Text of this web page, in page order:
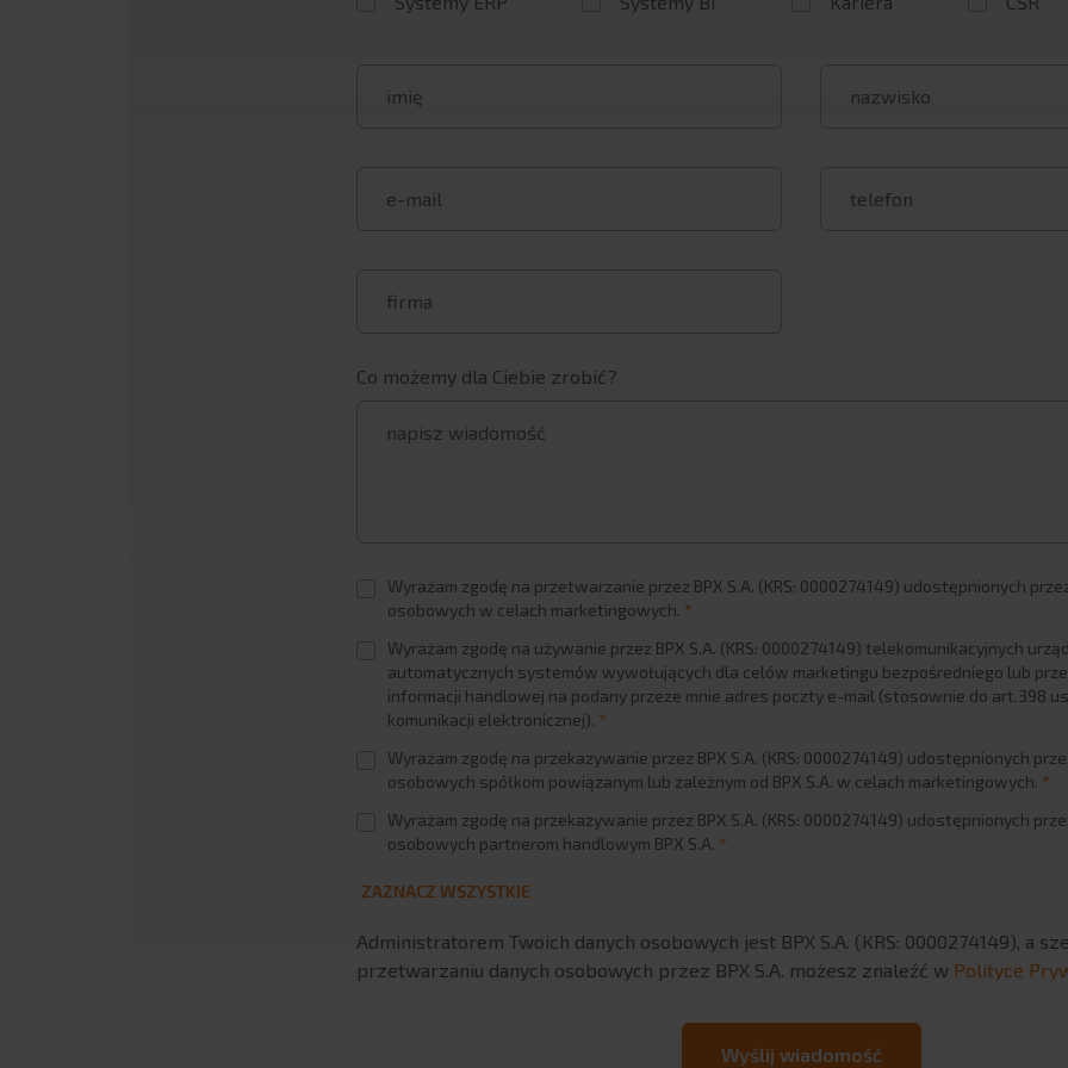
Co możemy dla Ciebie zrobić?
Wyrażam zgodę na przetwarzanie przez BPX S.A. (KRS: 0000274149) udostępnionych
osobowych w celach marketingowych. *
Wyrażam zgodę na używanie przez BPX S.A. (KRS: 0000274149) telekomunikacyjnych
automatycznych systemów wywołujących dla celów marketingu bezpośredniego lub
informacji handlowej na podany przeze mnie adres poczty e-mail (stosownie do art.398
komunikacji elektronicznej). *
Wyrażam zgodę na przekazywanie przez BPX S.A. (KRS: 0000274149) udostępnionych
osobowych spółkom powiązanym lub zależnym od BPX S.A. w celach marketingowych. *
Wyrażam zgodę na przekazywanie przez BPX S.A. (KRS: 0000274149) udostępnionych
osobowych partnerom handlowym BPX S.A. *
ZAZNACZ WSZYSTKIE
Administratorem Twoich danych osobowych jest BPX S.A. (KRS: 0000274149), a
przetwarzaniu danych osobowych przez BPX S.A. możesz znaleźć w Polityce